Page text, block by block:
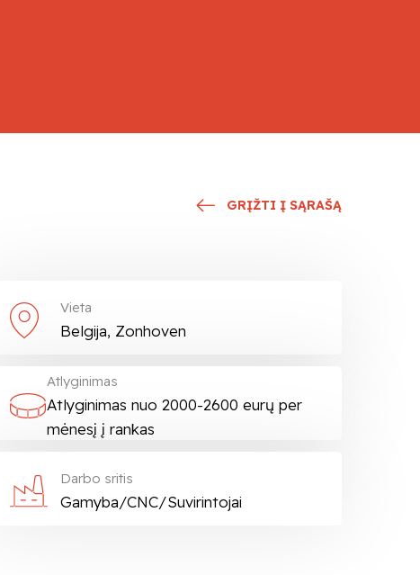
GRĮŽTI Į SĄRAŠĄ
Vieta
Belgija, Zonhoven
Atlyginimas
Atlyginimas nuo 2000-2600 eurų per
mėnesį į rankas
Darbo sritis
Gamyba/CNC/Suvirintojai